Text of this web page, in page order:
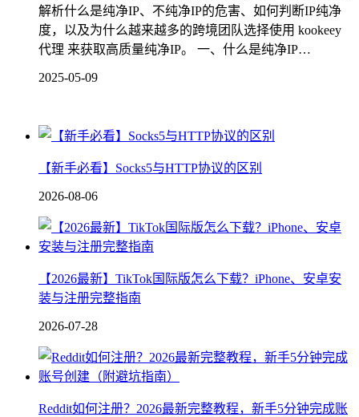
解析什么是纯净IP、不纯净IP的危害、如何判断IP纯净
度，以及为什么越来越多的跨境团队选择使用 kookeey
代理 来获取高质量纯净IP。 一、什么是纯净IP…
2025-05-09
【新手必看】Socks5与HTTP协议的区别
2026-08-06
【2026最新】TikTok国际版怎么下载？iPhone、安卓安
装与注册完整指南
2026-07-28
Reddit如何注册？2026最新完整教程，新手5分钟完成账